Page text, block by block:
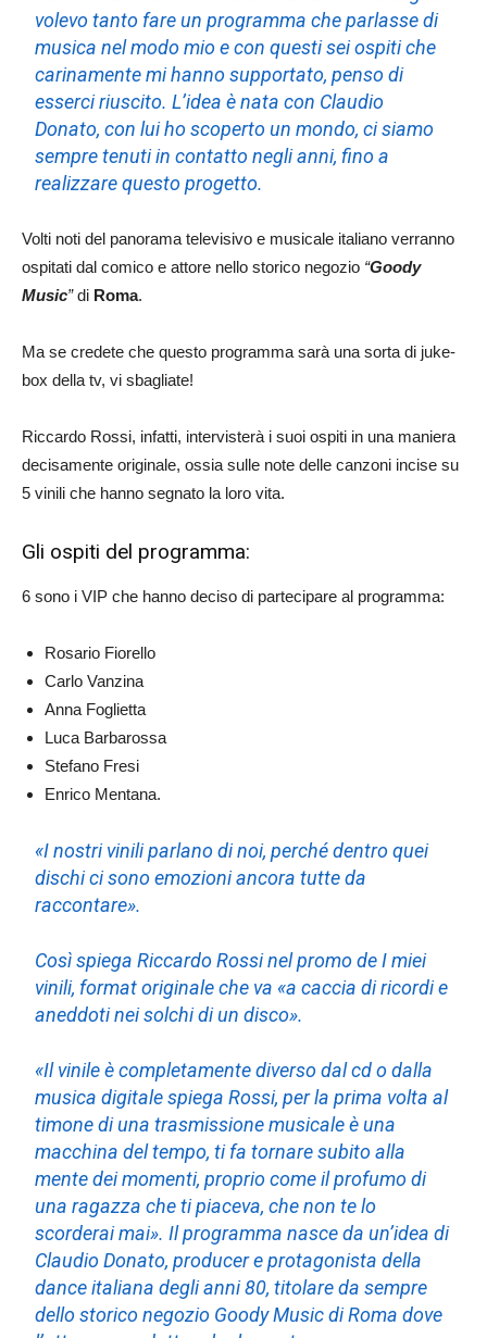
volevo tanto fare un programma che parlasse di
musica nel modo mio e con questi sei ospiti che
carinamente mi hanno supportato, penso di
esserci riuscito. L’idea è nata con Claudio
Donato, con lui ho scoperto un mondo, ci siamo
sempre tenuti in contatto negli anni, fino a
realizzare questo progetto.
Volti noti del panorama televisivo e musicale italiano verranno
ospitati dal comico e attore nello storico negozio “Goody
Music”di Roma.
Ma se credete che questo programma sarà una sorta di juke-
box della tv, vi sbagliate!
Riccardo Rossi, infatti, intervisterà i suoi ospiti in una maniera
decisamente originale, ossia sulle note delle canzoni incise su
5 vinili che hanno segnato la loro vita.
Gli ospiti del programma:
6 sono i VIP che hanno deciso di partecipare al programma:
Rosario Fiorello
Carlo Vanzina
Anna Foglietta
Luca Barbarossa
Stefano Fresi
Enrico Mentana.
«I nostri vinili parlano di noi, perché dentro quei
dischi ci sono emozioni ancora tutte da
raccontare».
Così spiega Riccardo Rossi nel promo de I miei
vinili, format originale che va «a caccia di ricordi e
aneddoti nei solchi di un disco».
«Il vinile è completamente diverso dal cd o dalla
musica digitale spiega Rossi, per la prima volta al
timone di una trasmissione musicale è una
macchina del tempo, ti fa tornare subito alla
mente dei momenti, proprio come il profumo di
una ragazza che ti piaceva, che non te lo
scorderai mai». Il programma nasce da un’idea di
Claudio Donato, producer e protagonista della
dance italiana degli anni 80, titolare da sempre
dello storico negozio Goody Music di Roma dove